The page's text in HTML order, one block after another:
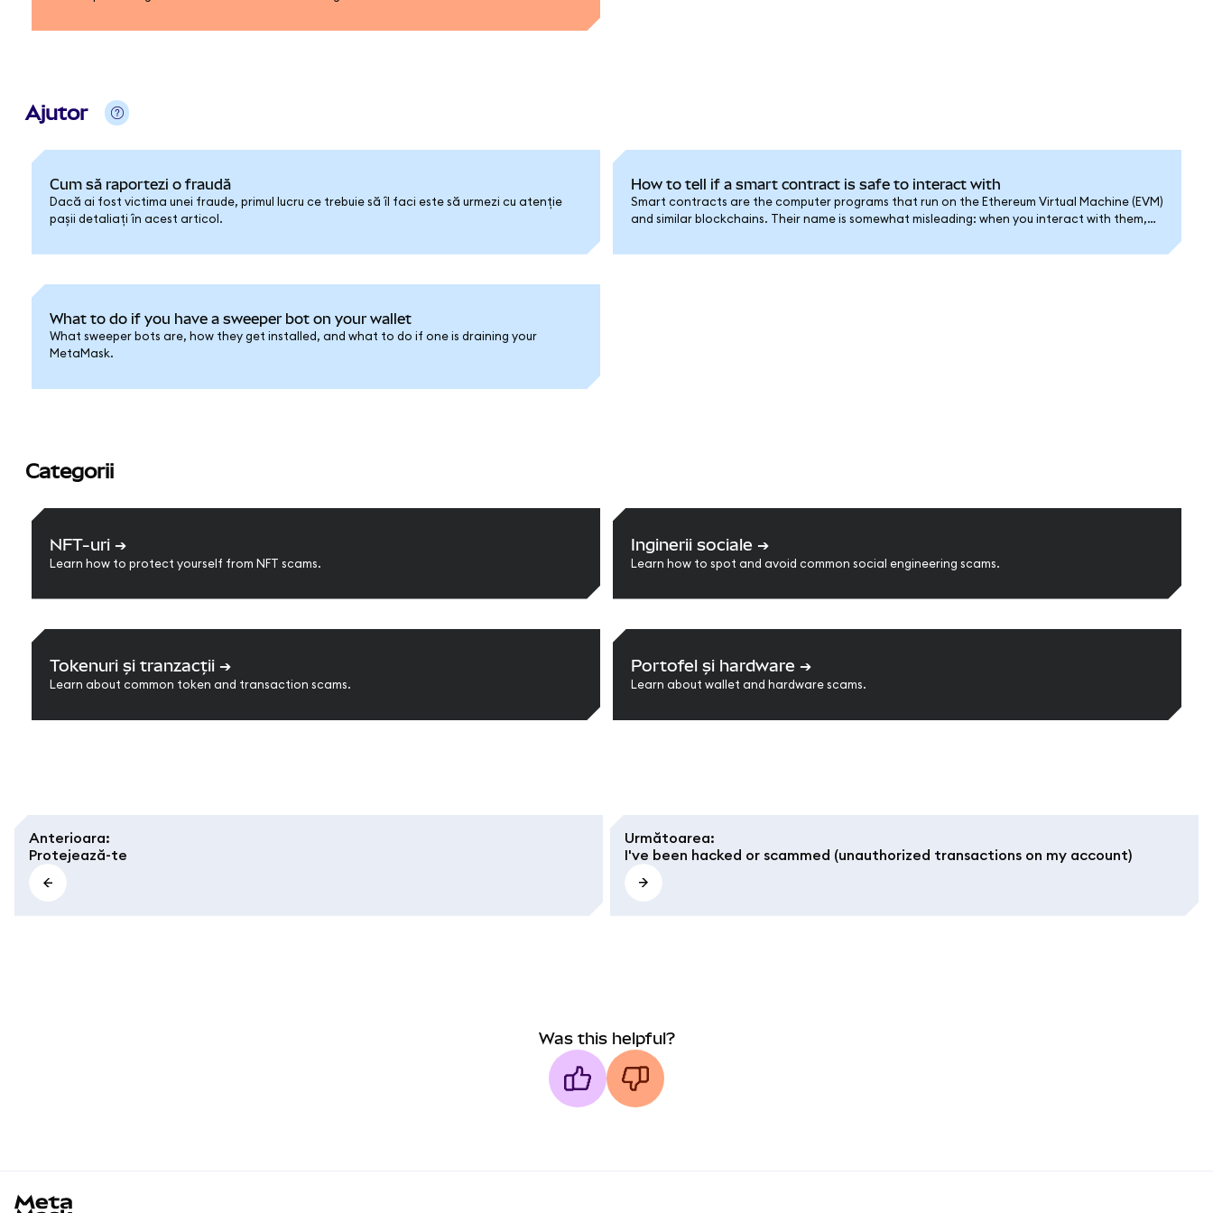
Ajutor
Cum să raportezi o fraudă
Dacă ai fost victima unei fraude, primul lucru ce trebuie să îl faci este să urmezi cu atenție
pașii detaliați în acest articol.
How to tell if a smart contract is safe to interact with
Smart contracts are the computer programs that run on the Ethereum Virtual Machine (EVM)
and similar blockchains. Their name is somewhat misleading: when you interact with them,
What to do if you have a sweeper bot on your wallet
What sweeper bots are, how they get installed, and what to do if one is draining your
MetaMask.
Categorii
NFT-uri ➔
Learn how to protect yourself from NFT scams.
Inginerii sociale ➔
Learn how to spot and avoid common social engineering scams.
Tokenuri și tranzacții ➔
Learn about common token and transaction scams.
Portofel și hardware ➔
Learn about wallet and hardware scams.
Anterioara:
Protejează-te
Următoarea:
I've been hacked or scammed (unauthorized transactions on my account)
Was this helpful?